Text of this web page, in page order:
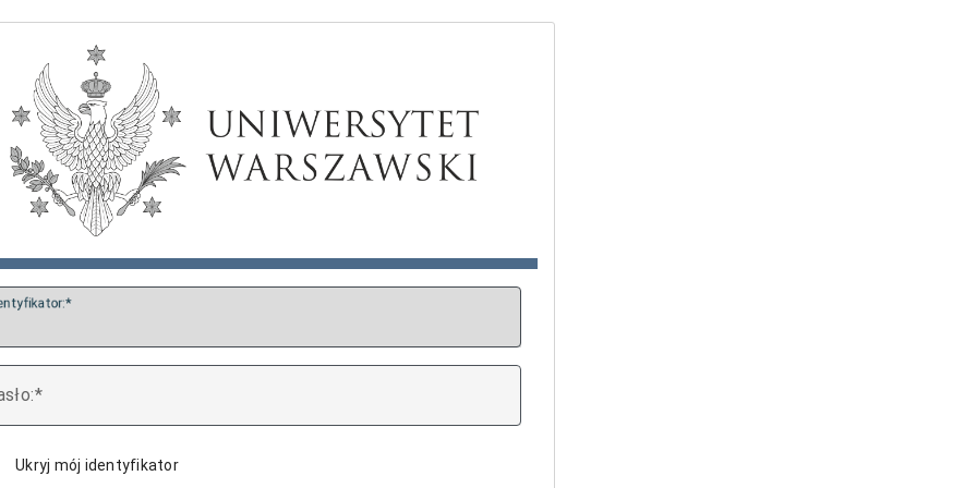
Ukryj mój identyfikator